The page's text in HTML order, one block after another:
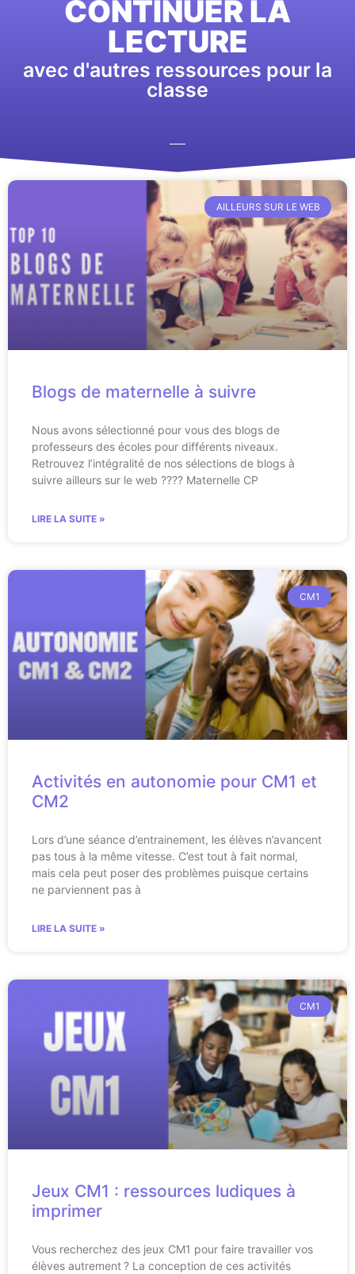
CONTINUER LA
LECTURE
avec d'autres ressources pour la
classe
AILLEURS SUR LE WEB
Blogs de maternelle à suivre
Nous avons sélectionné pour vous des blogs de
professeurs des écoles pour différents niveaux.
Retrouvez l’intégralité de nos sélections de blogs à
suivre ailleurs sur le web ???? Maternelle CP
LIRE LA SUITE »
CM1
Activités en autonomie pour CM1 et
CM2
Lors d’une séance d’entrainement, les élèves n’avancent
pas tous à la même vitesse. C’est tout à fait normal,
mais cela peut poser des problèmes puisque certains
ne parviennent pas à
LIRE LA SUITE »
CM1
Jeux CM1 : ressources ludiques à
imprimer
Vous recherchez des jeux CM1 pour faire travailler vos
élèves autrement ? La conception de ces activités